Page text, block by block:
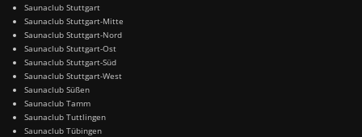
Saunaclub Stuttgart
Saunaclub Stuttgart-Mitte
Saunaclub Stuttgart-Nord
Saunaclub Stuttgart-Ost
Saunaclub Stuttgart-Süd
Saunaclub Stuttgart-West
Saunaclub Süßen
Saunaclub Tamm
Saunaclub Tuttlingen
Saunaclub Tübingen